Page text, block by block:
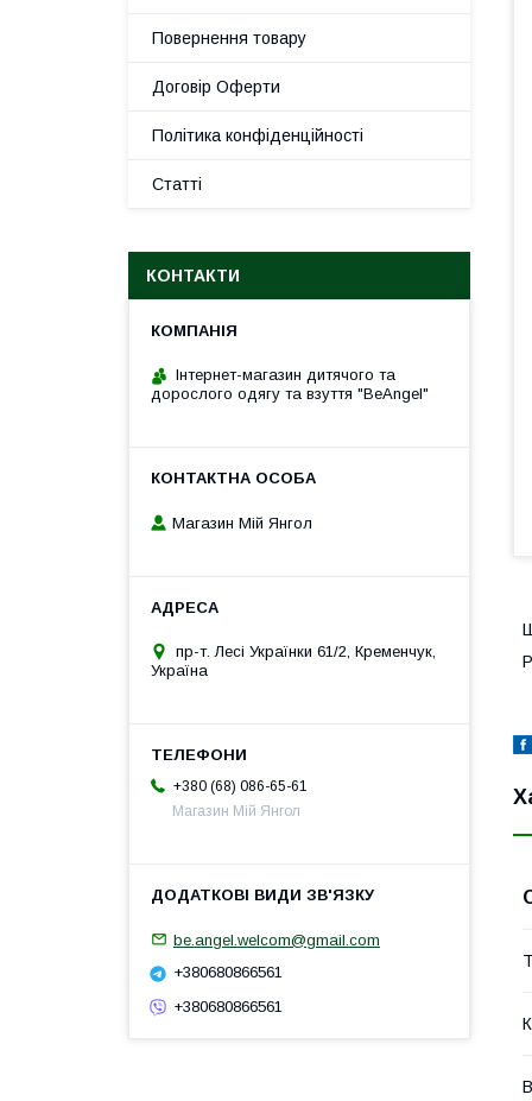
Повернення товару
Договір Оферти
Політика конфіденційності
Статті
КОНТАКТИ
Інтернет-магазин дитячого та
дорослого одягу та взуття "BeAngel"
Магазин Мій Янгол
пр-т. Лесі Українки 61/2, Кременчук,
Україна
+380 (68) 086-65-61
Магазин Мій Янгол
be.angel.welcom@gmail.com
+380680866561
+380680866561